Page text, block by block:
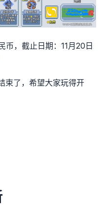
币，截止日期：11月20日
束了，希望大家玩得开